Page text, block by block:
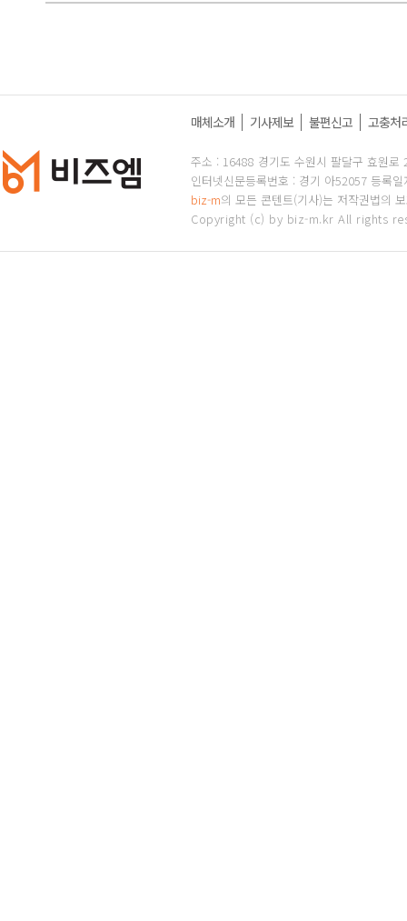
매체소개 기사제보 불편신고 고충처
주소 : 16488 경기도 수원시 팔달구 효원
인터넷신문등록번호 : 경기 아52057 등록
biz-m의 모든 콘텐트(기사)는 저작권법의
Copyright (c) by biz-m.kr All rights